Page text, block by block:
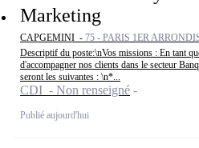
Marketing
CAPGEMINI - 75 - PARIS 1ER
Descriptif du poste:\nVos missions : En tant
d'accompagner nos clients dans le secteur
seront les suivantes : \n*...
CDI - Non renseigné
Publié aujourd'hui